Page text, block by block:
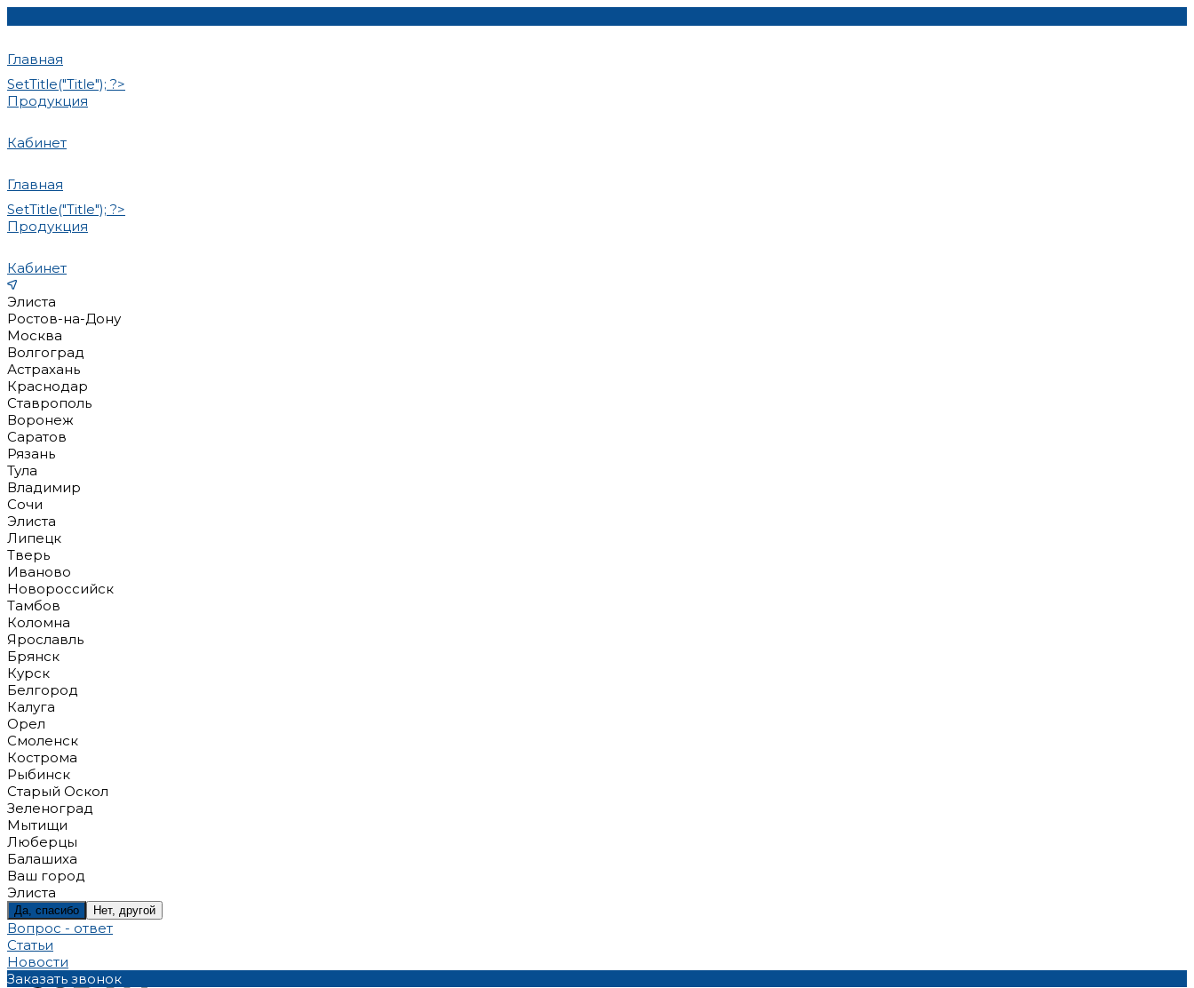
Главная
SetTitle("Title"); ?>
Продукция
Кабинет
Главная
SetTitle("Title"); ?>
Продукция
Кабинет
Элиста
Ростов-на-Дону
Москва
Волгоград
Астрахань
Краснодар
Ставрополь
Воронеж
Саратов
Рязань
Тула
Владимир
Сочи
Элиста
Липецк
Тверь
Иваново
Новороссийск
Тамбов
Коломна
Ярославль
Брянск
Курск
Белгород
Калуга
Орел
Смоленск
Кострома
Рыбинск
Старый Оскол
Зеленоград
Мытищи
Люберцы
Балашиха
Ваш город
Элиста
Да, спасибо Нет, другой
Вопрос - ответ
Статьи
Новости
Заказать звонок